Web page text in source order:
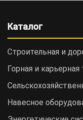
Каталог
Строительная и
Горная и карьерная
Навесное